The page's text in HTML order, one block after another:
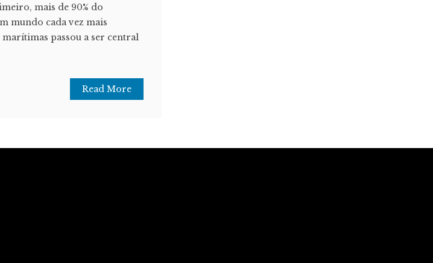
mais de 90% do
mundo cada vez mais
passou a ser central
Read More